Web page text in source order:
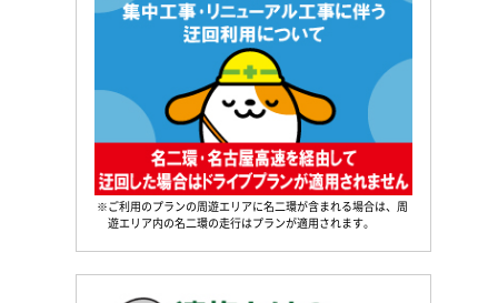
※ご利用のプランの周遊エリアに名二環が含まれる場合は、周
遊エリア内の名二環の走行はプランが適用されます。